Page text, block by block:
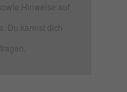
Hinweise auf
Du kannst dich